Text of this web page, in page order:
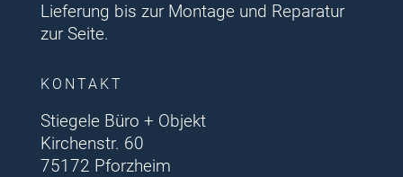
Lieferung bis zur Montage und Reparatur
zur Seite.
KONTAKT
Stiegele Büro + Objekt
Kirchenstr. 60
75172 Pforzheim